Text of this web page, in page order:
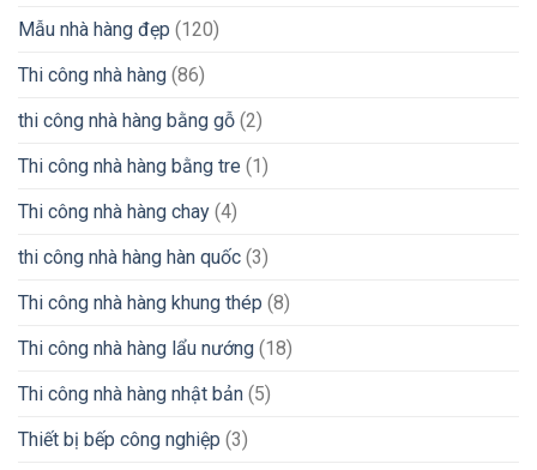
Mẫu nhà hàng đẹp (120)
Thi công nhà hàng (86)
thi công nhà hàng bằng gỗ (2)
Thi công nhà hàng bằng tre (1)
Thi công nhà hàng chay (4)
thi công nhà hàng hàn quốc (3)
Thi công nhà hàng khung thép (8)
Thi công nhà hàng lẩu nướng (18)
Thi công nhà hàng nhật bản (5)
Thiết bị bếp công nghiệp (3)